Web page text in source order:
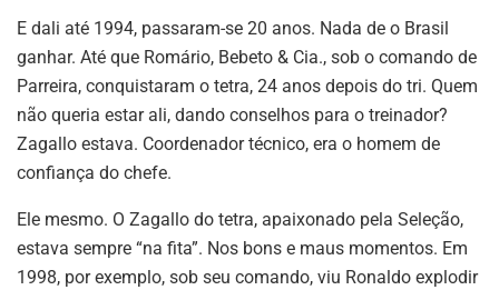
E dali até 1994, passaram-se 20 anos. Nada de o Brasil
ganhar. Até que Romário, Bebeto & Cia., sob o comando de
Parreira, conquistaram o tetra, 24 anos depois do tri. Quem
não queria estar ali, dando conselhos para o treinador?
Zagallo estava. Coordenador técnico, era o homem de
confiança do chefe.
Ele mesmo. O Zagallo do tetra, apaixonado pela Seleção,
estava sempre “na fita”. Nos bons e maus momentos. Em
1998, por exemplo, sob seu comando, viu Ronaldo explodir